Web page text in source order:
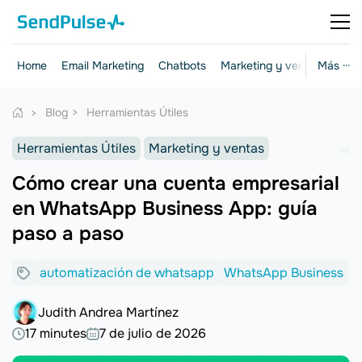
Más ···
Home Email Marketing Chatbots Marketing y ventas
Blog Herramientas Útiles
Herramientas Útiles Marketing y ventas
Cómo crear una cuenta empresarial
en WhatsApp Business App: guía
paso a paso
automatización de whatsapp WhatsApp Business
Judith Andrea Martínez
17 minutes
7 de julio de 2026